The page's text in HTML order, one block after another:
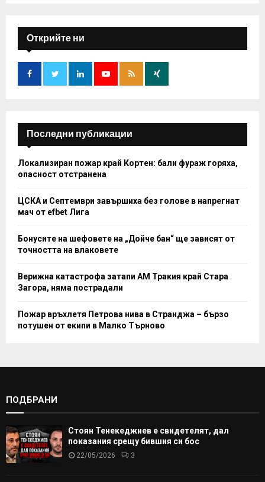
f
o
:
E
A
H
Открийте ни
Последни публикации
Локализиран пожар край Кортен: бали фураж горяха,
опасност отстранена
ЦСКА и Септември завършиха без голове в напрегнат
мач от efbet Лига
Бонусите на шефовете на „Дойче бан“ ще зависят от
точността на влаковете
Верижна катастрофа затапи АМ Тракия край Стара
Загора, няма пострадали
Пожар връхлетя Петрова нива в Странджа – бързо
потушен от екипи в Малко Търново
ПОДБРАНИ
Стоян Тенекеджиев е свидетелят, дал
показания срещу бившия си бос
22/05/2026 3